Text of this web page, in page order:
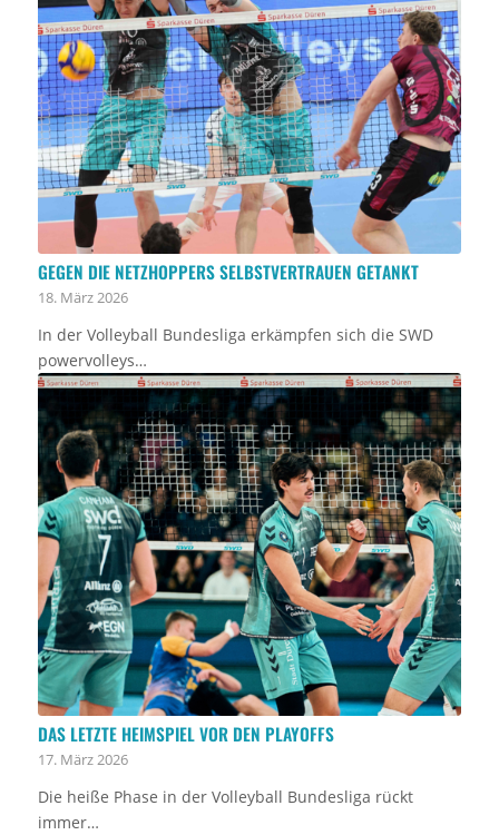
GEGEN DIE NETZHOPPERS SELBSTVERTRAUEN GETANKT
18. März 2026
In der Volleyball Bundesliga erkämpfen sich die SWD
powervolleys…
DAS LETZTE HEIMSPIEL VOR DEN PLAYOFFS
17. März 2026
Die heiße Phase in der Volleyball Bundesliga rückt
immer…